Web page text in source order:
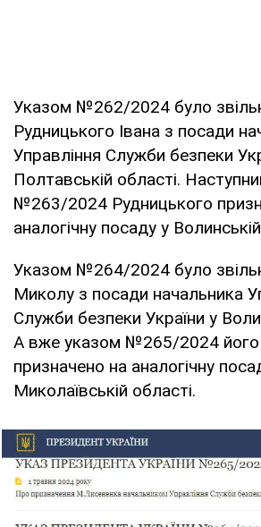
Указом №262/2024 було
Рудницького Івана з посади
Управління Служби безпеки
Полтавській області.
№263/2024 Рудницького
аналогічну посаду у
Указом №264/2024 було
Миколу з посади начальника
Служби безпеки України у
А вже указом №265/2024 його
призначено на аналогічну
Миколаївській області.